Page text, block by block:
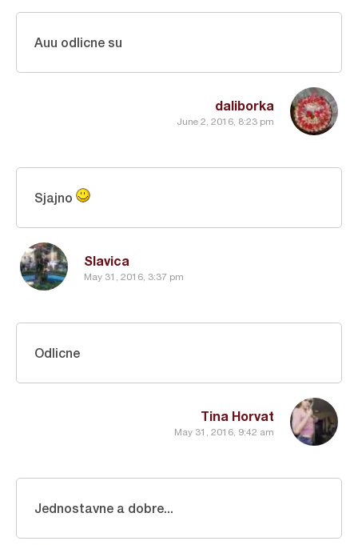
daliborka
June 2, 2016, 8:23 pm
Auu odlicne su
Slavica
May 31, 2016, 3:37 pm
Sjajno
Tina Horvat
May 31, 2016, 9:42 am
Odlicne
Jednostavne a dobre...